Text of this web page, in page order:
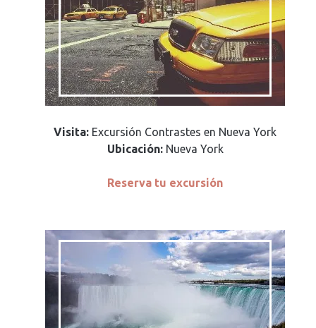
Visita: Excursión Contrastes en Nueva York
Ubicación:Nueva York
Reserva tu excursión